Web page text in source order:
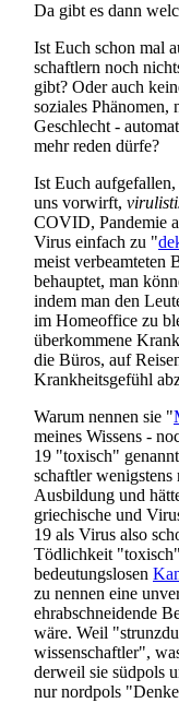
Da gibt es dann
Ist Euch schon mal
schaftlern noch
gibt? Oder auch
soziales Phänomen,
Geschlecht -
mehr reden dürfe?
Ist Euch aufgefallen,
uns vorwirft,
COVID, Pandemie
Virus einfach zu "
meist verbeamteten
behauptet, man
indem man den
im Homeoffice zu
überkommene
die Büros, auf
Krankheits­gefühl
Warum nennen sie "
meines Wissens -
19 "toxisch"
schaftler
Ausbildung und
griechische und
19 als Virus also
Tödlichkeit
bedeutungs­losen
zu nennen eine
ehrabschneidende
wäre. Weil
wissen­schaftler",
derweil sie südpols
nur nordpols